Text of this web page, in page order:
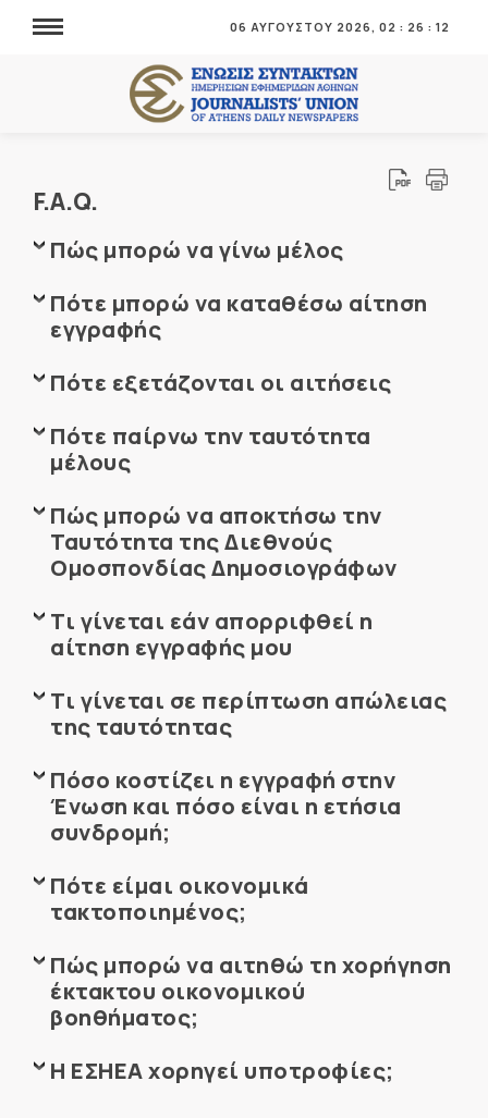
06 ΑΥΓΟΥΣΤΟΥ 2026, 02 : 26 : 14
F.A.Q.
Πώς μπορώ να γίνω μέλος
Πότε μπορώ να καταθέσω αίτηση
εγγραφής
Πότε εξετάζονται οι αιτήσεις
Πότε παίρνω την ταυτότητα
μέλους
Πώς μπορώ να αποκτήσω την
Ταυτότητα της Διεθνούς
Ομοσπονδίας Δημοσιογράφων
Τι γίνεται εάν απορριφθεί η
αίτηση εγγραφής μου
Τι γίνεται σε περίπτωση απώλειας
της ταυτότητας
Πόσο κοστίζει η εγγραφή στην
Ένωση και πόσο είναι η ετήσια
συνδρομή;
Πότε είμαι οικονομικά
τακτοποιημένος;
Πώς μπορώ να αιτηθώ τη χορήγηση
έκτακτου οικονομικού
βοηθήματος;
Η ΕΣΗΕΑ χορηγεί υποτροφίες;